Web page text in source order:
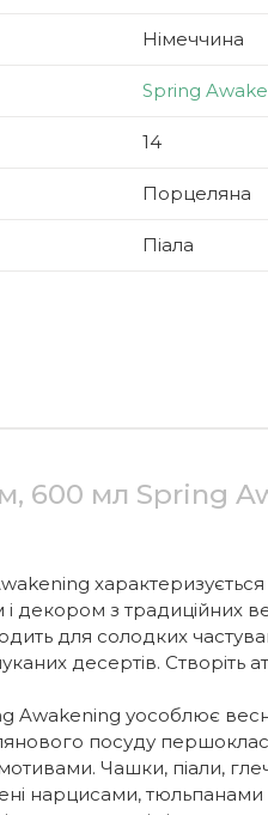
Німеччина
Spring
14
Порцеляна
Піала
600 мл Spring
декором з традиційних
для солодких
десертів. Створіть
Awakening уособлює
посуду
Чашки, піали,
нарцисами, тюльпанами